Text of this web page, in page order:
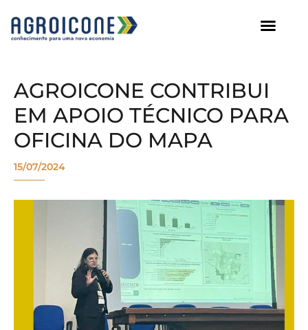
AGROICONE CONTRIBUI
EM APOIO TÉCNICO PARA
OFICINA DO MAPA
15/07/2024